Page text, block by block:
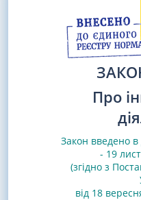
Про
Закон введено в
- 19
(згідно з
від 18